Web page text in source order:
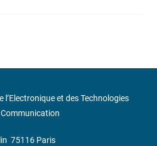
l’Electronique et des Technologies
75116 Paris